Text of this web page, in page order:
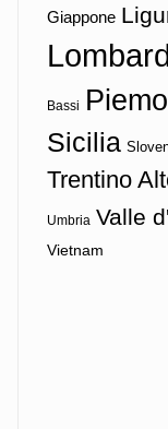
Giappone
Bassi
Sicilia
Trentino
Umbria Valle
Vietnam